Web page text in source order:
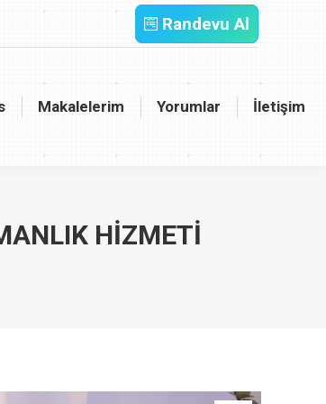
Randevu Al
Makalelerim Yorumlar İletişim
HIZMETI
Yorumlar İletişim